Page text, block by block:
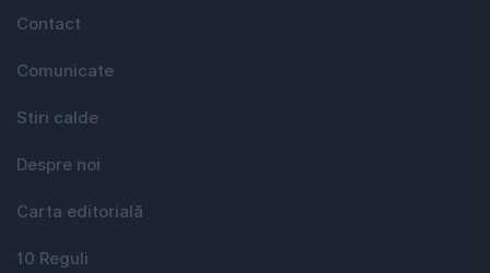
Contact
Comunicate
Stiri calde
Despre noi
Carta editorială
10 Reguli